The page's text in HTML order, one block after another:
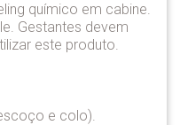
químico em cabine.
Gestantes devem
este produto.
e colo).